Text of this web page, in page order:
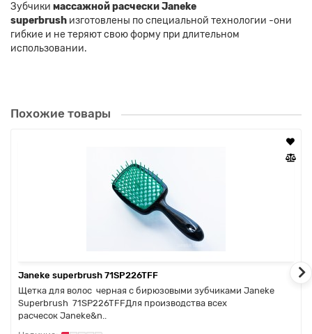
Зубчики массажной расчески Janeke
superbrush изготовлены по специальной технологии -они
гибкие и не теряют свою форму при длительном
использовании.
Похожие товары
Janeke superbrush 71SP226TFF
Щетка для волос черная с бирюзовыми зубчиками Janeke
Superbrush 71SP226TFFДля производства всех
расчесок Janeke&n..